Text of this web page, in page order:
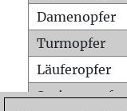
Damenopfer
Turmopfer
Läuferopfer
Springeropfer